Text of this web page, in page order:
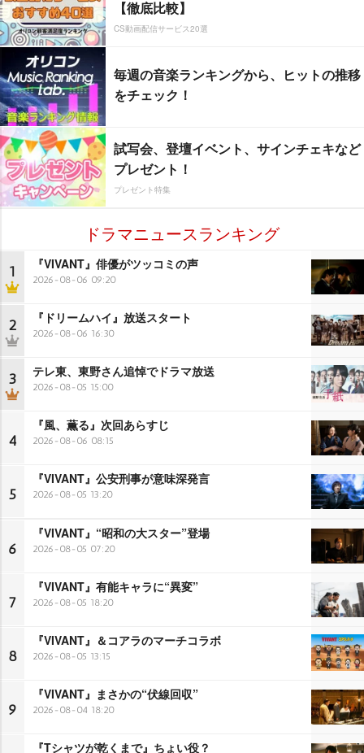
【徹底比較】
CS動画配信サービス20選
毎週の音楽ランキングから、ヒットの推移
をチェック！
試写会、登壇イベント、サインチェキなど
プレゼント！
プレゼント特集
ドラマニュースランキング
1 『VIVANT』俳優がツッコミの声
2026-08-06 09:20
2 『ドリームハイ』放送スタート
2026-08-06 16:30
3 テレ東、東野さん追悼でドラマ放送
2026-08-05 15:00
4
『風、薫る』次回あらすじ
2026-08-06 08:15
5
『VIVANT』公安刑事が意味深発言
2026-08-05 13:20
6
『VIVANT』“昭和の大スター”登場
2026-08-05 07:20
7
『VIVANT』有能キャラに“異変”
2026-08-05 18:20
8
『VIVANT』＆コアラのマーチコラボ
2026-08-05 13:15
9
『VIVANT』まさかの“伏線回収”
2026-08-04 18:20
『Tシャツが乾くまで』ちょい役？